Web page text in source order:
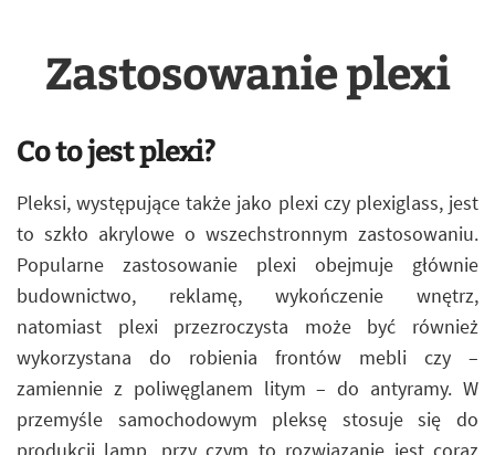
Zastosowanie plexi
Co to jest plexi?
Pleksi, występujące także jako plexi czy plexiglass, jest
to szkło akrylowe o wszechstronnym zastosowaniu.
Popularne zastosowanie plexi obejmuje głównie
budownictwo, reklamę, wykończenie wnętrz,
natomiast plexi przezroczysta może być również
wykorzystana do robienia frontów mebli czy –
zamiennie z poliwęglanem litym – do antyramy. W
przemyśle samochodowym pleksę stosuje się do